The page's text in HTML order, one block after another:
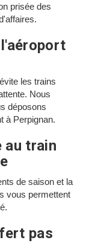
prisée des
les trains
Nous
déposons
à Perpignan.
au train
de saison et la
vous permettent
pas